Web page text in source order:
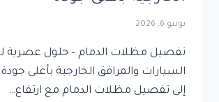
يونيو 6, 2026
تفصيل مظلات الدمام – حلول عصرية
السيارات والمرافق الخارجية بأعلى جودة
إلى تفصيل مظلات الدمام مع ارتفاع…